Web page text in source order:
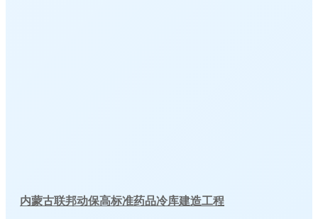
内蒙古联邦动保高标准药品冷库建造工程